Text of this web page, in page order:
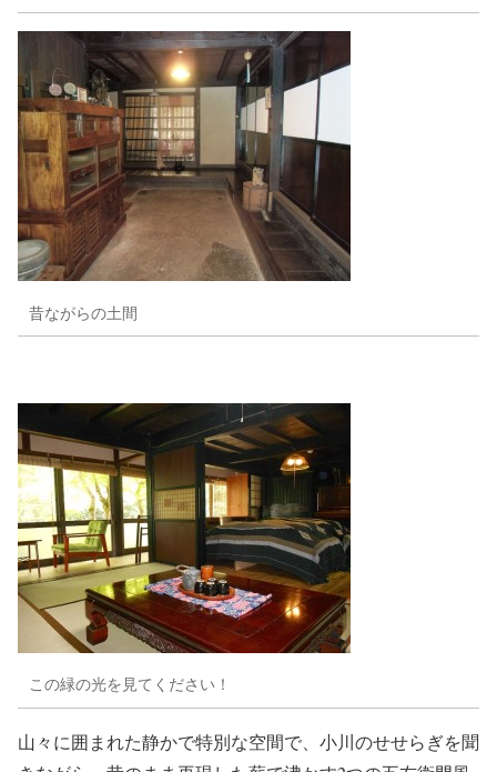
昔ながらの土間
この緑の光を見てください！
山々に囲まれた静かで特別な空間で、小川のせせらぎを聞